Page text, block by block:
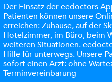
Der Einsatz der eedoctors
Patienten können unsere
erreichen: Zuhause, auf der
Hotelzimmer, im Büro, beim
weiteren Situationen.
Hilfe für unterwegs. Unsere
sofort einen Arzt: ohne
Terminvereinbarung